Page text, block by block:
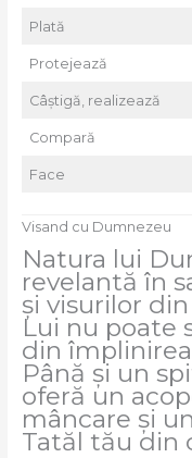
Plată
Protejează
Câștigă, realizează
Compară
Face
Visand cu Dumnezeu
Natura lui
revelantă în
și visurilor
Lui nu poate
din
Până și un
oferă un
mâncare și
Tatăl tău din